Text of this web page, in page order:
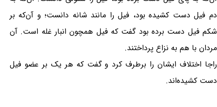
دم فیل دست کشیده بود، فیل را مانند شانه دانست؛ و آن‌که بر
شکم فیل دست برده بود گفت که فیل همچون انبار غله است. آن
مردان با هم به نزاع پرداختند.
راجا اختلاف ایشان را برطرف کرد و گفت که هر یک بر عضو فیل
دست کشیده‌اند.